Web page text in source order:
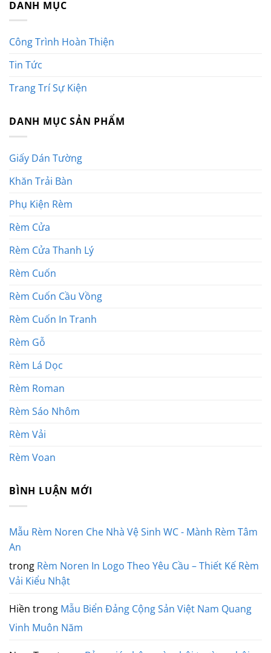
DANH MỤC
Công Trình Hoàn Thiện
Tin Tức
Trang Trí Sự Kiện
DANH MỤC SẢN PHẨM
Giấy Dán Tường
Khăn Trải Bàn
Phụ Kiện Rèm
Rèm Cửa
Rèm Cửa Thanh Lý
Rèm Cuốn
Rèm Cuốn Cầu Vồng
Rèm Cuốn In Tranh
Rèm Gỗ
Rèm Lá Dọc
Rèm Roman
Rèm Sáo Nhôm
Rèm Vải
Rèm Voan
BÌNH LUẬN MỚI
Mẫu Rèm Noren Che Nhà Vệ Sinh WC - Mành Rèm Tâm
An
trong Rèm Noren In Logo Theo Yêu Cầu – Thiết Kế Rèm
Vải Kiểu Nhật
Hiền trong Mẫu Biển Đảng Cộng Sản Việt Nam Quang
Vinh Muôn Năm